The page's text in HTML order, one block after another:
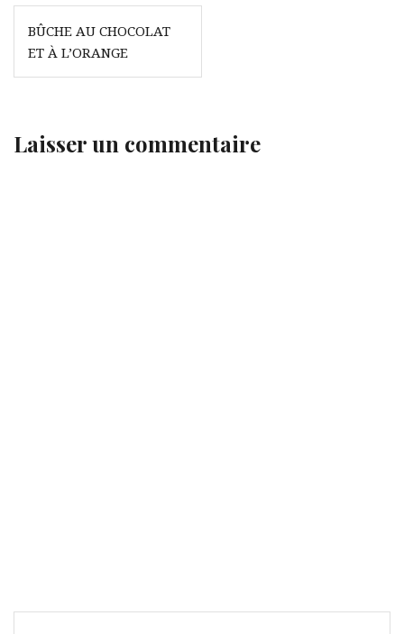
Navigation
de
l’article
BÛCHE AU CHOCOLAT
ET À L’ORANGE
Laisser un commentaire